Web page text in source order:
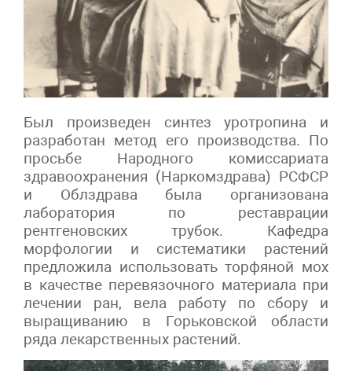
Был произведен синтез уротропина и
разработан метод его производства. По
просьбе Народного комиссариата
здравоохранения (Наркомздрава) РСФСР
и Облздрава была организована
лаборатория по реставрации
рентгеновских трубок. Кафедра
морфологии и систематики растений
предложила использовать торфяной мох
в качестве перевязочного материала при
лечении ран, вела работу по сбору и
выращиванию в Горьковской области
ряда лекарственных растений.